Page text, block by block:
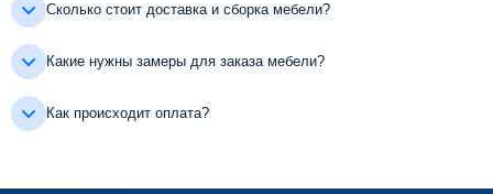
Сколько стоит доставка и сборка мебели?
Какие нужны замеры для заказа мебели?
Как происходит оплата?